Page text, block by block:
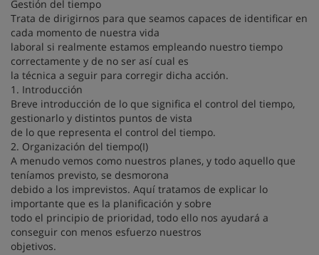
Gestión del tiempo
Trata de dirigirnos para que seamos capaces de identificar en
cada momento de nuestra vida
laboral si realmente estamos empleando nuestro tiempo
correctamente y de no ser así cual es
la técnica a seguir para corregir dicha acción.
1. Introducción
Breve introducción de lo que significa el control del tiempo,
gestionarlo y distintos puntos de vista
de lo que representa el control del tiempo.
2. Organización del tiempo(I)
A menudo vemos como nuestros planes, y todo aquello que
teníamos previsto, se desmorona
debido a los imprevistos. Aquí tratamos de explicar lo
importante que es la planificación y sobre
todo el principio de prioridad, todo ello nos ayudará a
conseguir con menos esfuerzo nuestros
objetivos.